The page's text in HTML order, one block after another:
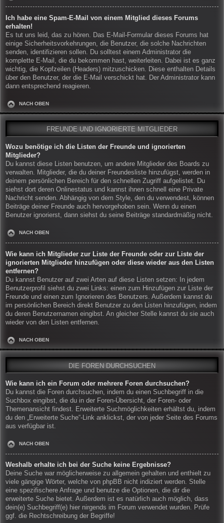
Ich habe eine Spam-E-Mail von einem Mitglied dieses Forums
erhalten!
Es tut uns leid, das zu hören. Das E-Mail-Formular dieses Forums hat
einige Sicherheitsvorkehrungen, die Benutzer, die solche Nachrichten
senden, identifizieren sollen. Du solltest einem Administrator die
komplette E-Mail, die du bekommen hast, weiterleiten. Dabei ist es ganz
wichtig, die Kopfzeilen (Headers) mitzuschicken. Diese enthalten Details
über den Benutzer, der die E-Mail verschickt hat. Der Administrator kann
dann entsprechend reagieren.
NACH OBEN
FREUNDE UND IGNORIERTE MITGLIEDER
Wozu benötige ich die Listen der Freunde und ignorierten
Mitglieder?
Du kannst diese Listen benutzen, um andere Mitglieder des Boards zu
verwalten. Mitglieder, die du deiner Freundesliste hinzufügst, werden in
deinem persönlichen Bereich für den schnellen Zugriff aufgelistet. Du
siehst dort deren Onlinestatus und kannst ihnen schnell eine Private
Nachricht senden. Abhängig von dem Style, den du verwendest, können
Beiträge deiner Freunde auch hervorgehoben sein. Wenn du einen
Benutzer ignorierst, dann siehst du seine Beiträge standardmäßig nicht.
NACH OBEN
Wie kann ich Mitglieder zur Liste der Freunde oder zur Liste der
ignorierten Mitglieder hinzufügen oder diese wieder aus den Listen
entfernen?
Du kannst Benutzer auf zwei Arten auf diese Listen setzen: In jedem
Benutzerprofil siehst du zwei Links: einen zum Hinzufügen zur Liste der
Freunde und einen zum Ignorieren des Benutzers. Außerdem kannst du
im persönlichen Bereich direkt Benutzer zu den Listen hinzufügen, indem
du deren Benutzernamen eingibst. An gleicher Stelle kannst du sie auch
wieder von den Listen entfernen.
NACH OBEN
DIE FOREN DURCHSUCHEN
Wie kann ich ein Forum oder mehrere Foren durchsuchen?
Du kannst die Foren durchsuchen, indem du einen Suchbegriff in die
Suchbox eingibst, die du in der Foren-Übersicht, der Foren- oder
Themenansicht findest. Erweiterte Suchmöglichkeiten erhältst du, indem
du den „Erweiterte Suche“-Link anklickst, der von jeder Seite des Forums
aus verfügbar ist.
NACH OBEN
Weshalb erhalte ich bei der Suche keine Ergebnisse?
Deine Suche war möglicherweise zu allgemein gehalten und enthielt zu
viele gängige Wörter, welche von phpBB nicht indiziert werden. Stelle
eine spezifischere Anfrage und benutze die Optionen, die dir die
erweiterte Suche bietet. Außerdem ist es natürlich auch möglich, dass
dein(e) Suchbegriff(e) hier nirgends im Forum verwendet wurden. Prüfe
ggf. die Rechtschreibung der Begriffe!